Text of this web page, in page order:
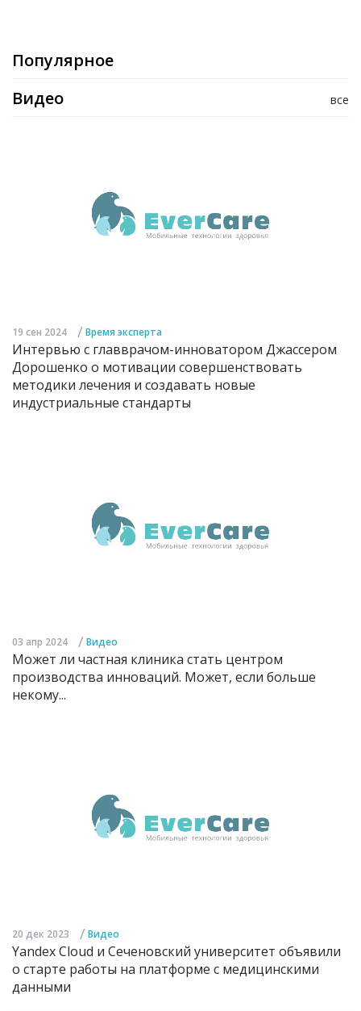
Популярное
все
Видео
19 сен 2024 / Время эксперта
Интервью с главврачом-инноватором Джассером
Дорошенко о мотивации совершенствовать
методики лечения и создавать новые
индустриальные стандарты
03 апр 2024 / Видео
Может ли частная клиника стать центром
производства инноваций. Может, если больше
некому...
20 дек 2023 / Видео
Yandex Cloud и Сеченовский университет объявили
о старте работы на платформе с медицинскими
данными